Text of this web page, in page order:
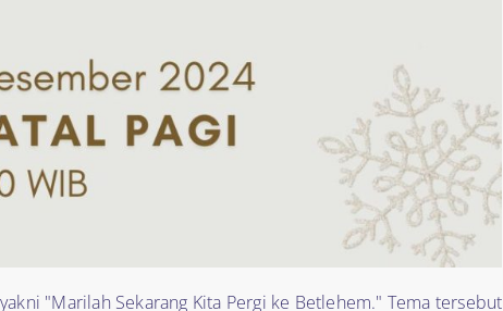
"Marilah Sekarang Kita Pergi ke Betlehem." Tema tersebut